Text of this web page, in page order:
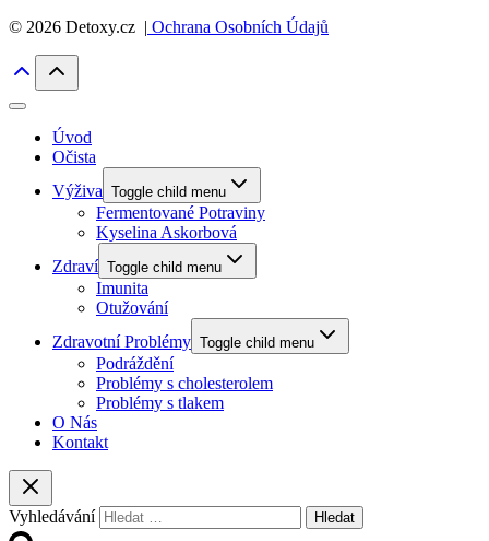
© 2026 Detoxy.cz | Ochrana Osobních Údajů
Úvod
Očista
Výživa Toggle child menu
Fermentované Potraviny
Kyselina Askorbová
Zdraví Toggle child menu
Imunita
Otužování
Zdravotní Problémy Toggle child menu
Podráždění
Problémy s cholesterolem
Problémy s tlakem
O Nás
Kontakt
Vyhledávání